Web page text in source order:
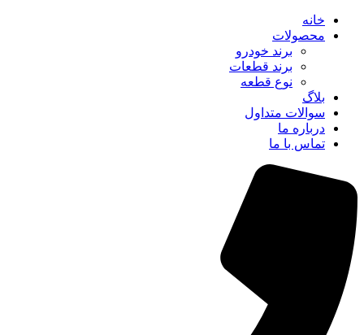
خانه
محصولات
برند خودرو
برند قطعات
نوع قطعه
بلاگ
سوالات متداول
درباره ما
تماس با ما